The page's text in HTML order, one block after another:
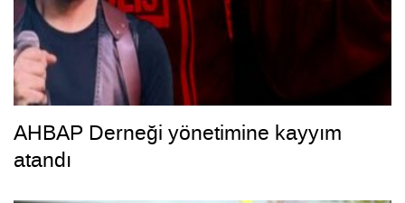
AHBAP Derneği yönetimine kayyım
atandı